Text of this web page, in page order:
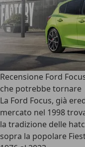
Recensione Ford
che potrebbe tornare
La Ford Focus, già
mercato nel 1998
la tradizione delle
sopra la popolare